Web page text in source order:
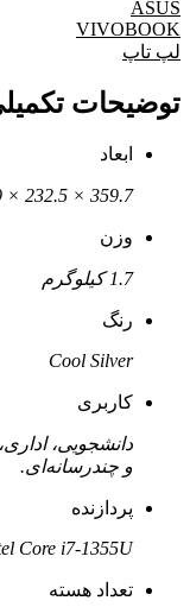
ASUS
VIVOBOOK
لپ تاپ
توضیحات
ابعاد
359.7 × 232.5 × 17.9 میلی‌متر
وزن
1.7 کیلوگرم
رنگ
Cool Silver
کاربری
دانشجویی،
و چندرسانه‌ای.
پردازنده
Core i7-1355U
تعداد هسته